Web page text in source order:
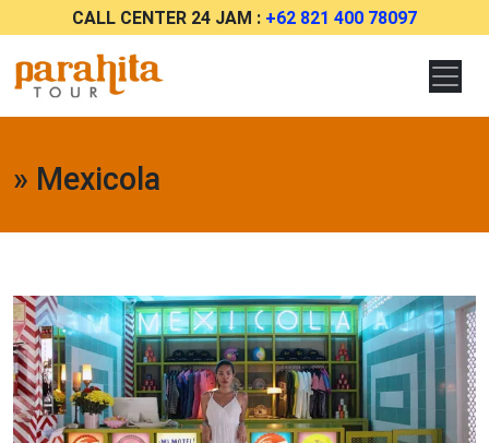
CALL CENTER 24 JAM : +62 821 400 78097
» Mexicola